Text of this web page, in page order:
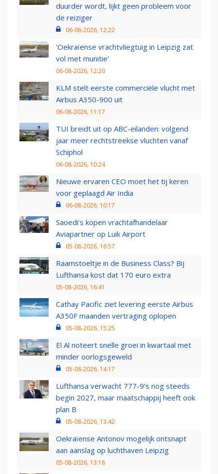
duurder wordt, lijkt geen probleem voor
de reiziger
06-08-2026, 12:22
'Oekraïense vrachtvliegtuig in Leipzig zat
vol met munitie'
06-08-2026, 12:20
KLM stelt eerste commerciële vlucht met
Airbus A350-900 uit
06-08-2026, 11:17
TUI breidt uit op ABC-eilanden: volgend
jaar meer rechtstreekse vluchten vanaf
Schiphol
06-08-2026, 10:24
Nieuwe ervaren CEO moet het tij keren
voor geplaagd Air India
06-08-2026, 10:17
Saoedi’s kopen vrachtafhandelaar
Aviapartner op Luik Airport
05-08-2026, 16:57
Raamstoeltje in de Business Class? Bij
Lufthansa kost dat 170 euro extra
05-08-2026, 16:41
Cathay Pacific ziet levering eerste Airbus
A350F maanden vertraging oplopen
05-08-2026, 15:25
El Al noteert snelle groei in kwartaal met
minder oorlogsgeweld
05-08-2026, 14:17
Lufthansa verwacht 777-9’s nog steeds
begin 2027, maar maatschappij heeft ook
plan B
05-08-2026, 13:42
Oekraïense Antonov mogelijk ontsnapt
aan aanslag op luchthaven Leipzig
05-08-2026, 13:18